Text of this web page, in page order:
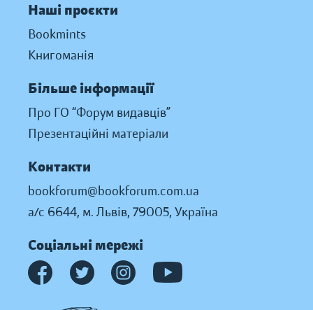
Наші проєкти
Bookmints
Книгоманія
Більше інформації
Про ГО “Форум видавців”
Презентаційні матеріали
Контакти
bookforum@bookforum.com.ua
а/с 6644, м. Львів, 79005, Україна
Соціальні мережі